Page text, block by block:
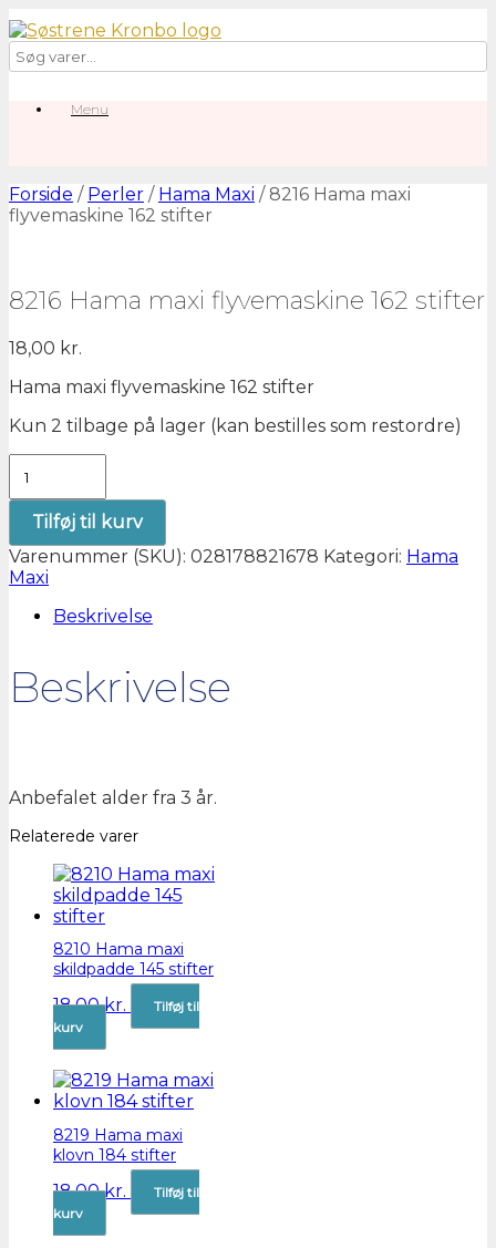
Gå
til
indhold
Menu
cart
Forside / Perler / Hama Maxi / 8216 Hama maxi
flyvemaskine 162 stifter
8216 Hama maxi flyvemaskine 162 stifter
18,00 kr.
Hama maxi flyvemaskine 162 stifter
Kun 2 tilbage på lager (kan bestilles som restordre)
Hama
maxi
flyvemaskine
162
stifter
antal
Tilføj til kurv
Varenummer (SKU): 028178821678 Kategori: Hama
Maxi
Beskrivelse
Beskrivelse
Anbefalet alder fra 3 år.
Relaterede varer
8210 Hama maxi
skildpadde 145 stifter
18,00kr.
Tilføj til
kurv
8219 Hama maxi
klovn 184 stifter
18,00kr.
Tilføj til
kurv